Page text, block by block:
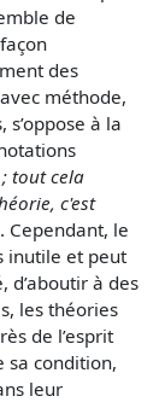
de
des
méthode,
à la
tout cela
c'est
Cependant, le
inutile et peut
d’aboutir à des
les théories
de l’esprit
sa condition,
leur